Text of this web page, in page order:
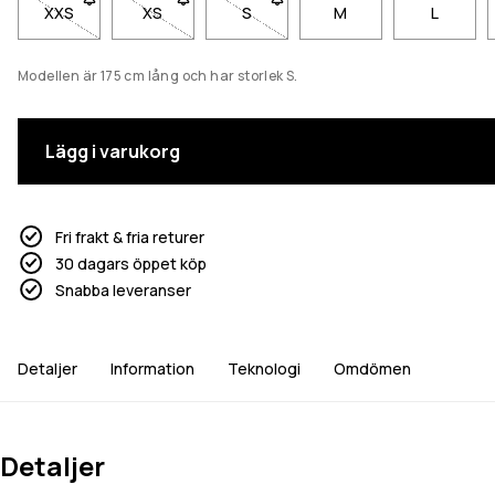
XXS- Storlek XXS är inte tillgänglig. Klicka för att bli meddelad
XS- Storlek XS är inte tillgänglig. Klicka för att bli
S- Storlek S är inte tillgänglig.
M L
Modellen är 175 cm lång och har storlek S.
Lägg i varukorg
Fri frakt & fria returer
30 dagars öppet köp
Snabba leveranser
Detaljer Information Teknologi Omdömen
Detaljer